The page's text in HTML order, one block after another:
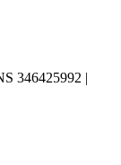
346425992 |